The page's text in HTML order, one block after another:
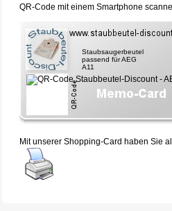
QR-Code mit einem Smartphone
Staubsaugerbeutel
passend für AEG
A11
Mit unserer Shopping-Card haben Sie